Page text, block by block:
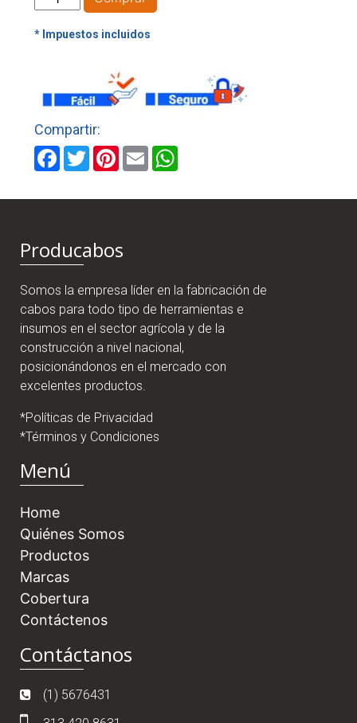
GALLINERO
PLASTICA
50
MTS
cantidad
Facebook
TwitterPinterest
EmailWhatsApp
Producabos
Somos la empresa líder en la fabricación de
cabos para todo tipo de herramientas e
insumos en el sector agrícola y de la
construcción a nivel nacional,
posicionándonos en el mercado con
excelentes productos.
*Políticas de Privacidad
*Términos y Condiciones
Menú
Home
Quiénes Somos
Productos
Marcas
Cobertura
Contáctenos
Contáctanos
(1) 5676431